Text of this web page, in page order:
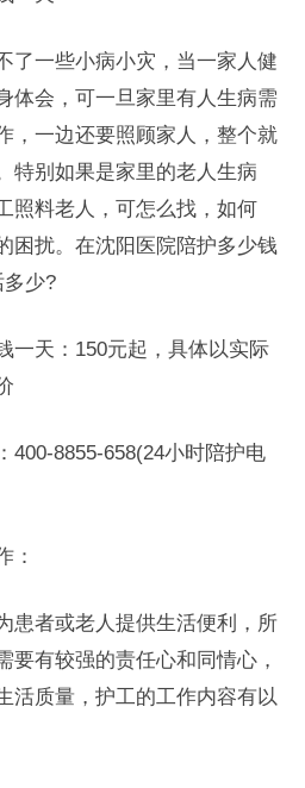
一些小病小灾，当一家人健
体会，可一旦家里有人生病需
，一边还要照顾家人，整个就
特别如果是家里的老人生病
照料老人，可怎么找，如何
困扰。在沈阳医院陪护多少钱
少?
天：150元起，具体以实际
8855-658(24小时陪护电
：
者或老人提供生活便利，所
要有较强的责任心和同情心，
活质量，护工的工作内容有以